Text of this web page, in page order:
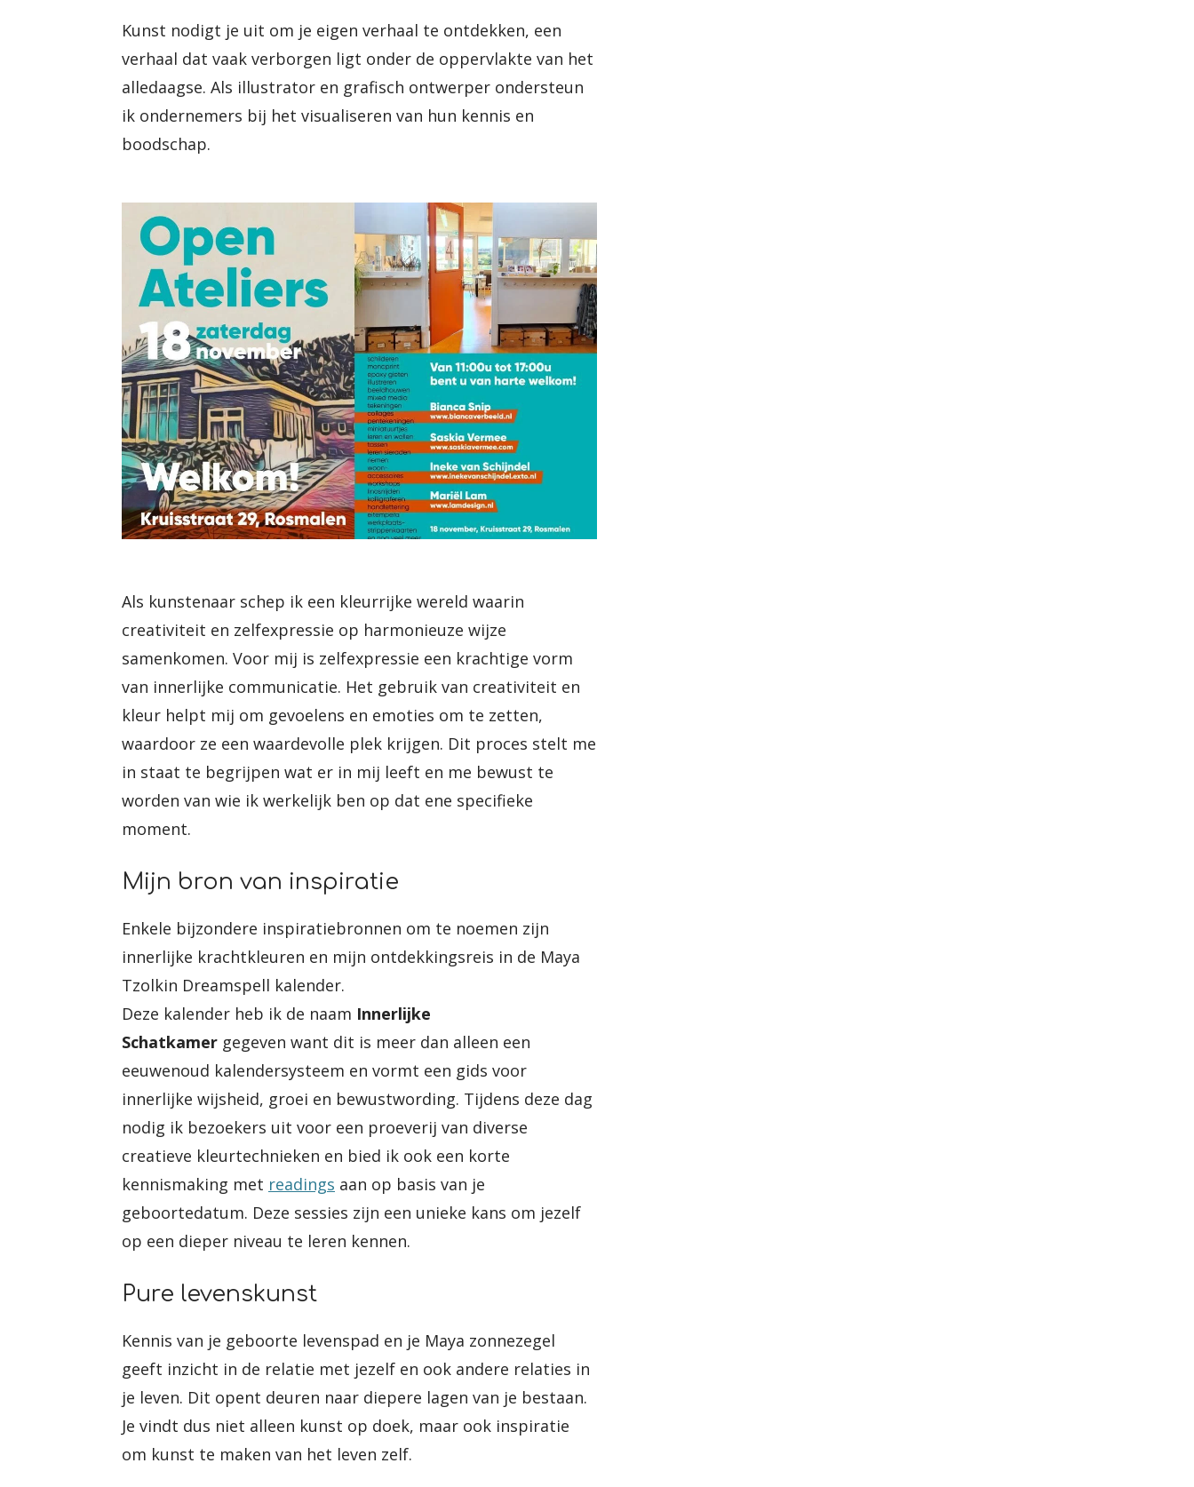
Kunst nodigt je uit om je eigen verhaal te ontdekken, een
verhaal dat vaak verborgen ligt onder de oppervlakte van het
alledaagse. Als illustrator en grafisch ontwerper ondersteun
ik ondernemers bij het visualiseren van hun kennis en
boodschap.
Als kunstenaar schep ik een kleurrijke wereld waarin
creativiteit en zelfexpressie op harmonieuze wijze
samenkomen. Voor mij is zelfexpressie een krachtige vorm
van innerlijke communicatie. Het gebruik van creativiteit en
kleur helpt mij om gevoelens en emoties om te zetten,
waardoor ze een waardevolle plek krijgen. Dit proces stelt me
in staat te begrijpen wat er in mij leeft en me bewust te
worden van wie ik werkelijk ben op dat ene specifieke
moment.
Mijn bron van inspiratie
Enkele bijzondere inspiratiebronnen om te noemen zijn
innerlijke krachtkleuren en mijn ontdekkingsreis in de Maya
Tzolkin Dreamspell kalender.
Deze kalender heb ik de naam Innerlijke
Schatkamer gegeven want dit is meer dan alleen een
eeuwenoud kalendersysteem en vormt een gids voor
innerlijke wijsheid, groei en bewustwording. Tijdens deze dag
nodig ik bezoekers uit voor een proeverij van diverse
creatieve kleurtechnieken en bied ik ook een korte
kennismaking met readings aan op basis van je
geboortedatum. Deze sessies zijn een unieke kans om jezelf
op een dieper niveau te leren kennen.
Pure levenskunst
Kennis van je geboorte levenspad en je Maya zonnezegel
geeft inzicht in de relatie met jezelf en ook andere relaties in
je leven. Dit opent deuren naar diepere lagen van je bestaan.
Je vindt dus niet alleen kunst op doek, maar ook inspiratie
om kunst te maken van het leven zelf.